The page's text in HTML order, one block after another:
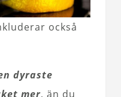
också
dyraste
mer, än du